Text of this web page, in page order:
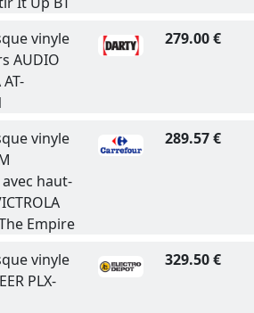
vinyle
AUDIO
279.00 €
vinyle
haut-
Empire
289.57 €
vinyle
PLX-
329.50 €